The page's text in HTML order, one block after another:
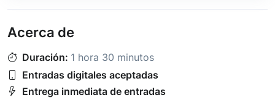
Acerca de
Duración: 1 hora 30 minutos
Entradas digitales aceptadas
Entrega inmediata de entradas